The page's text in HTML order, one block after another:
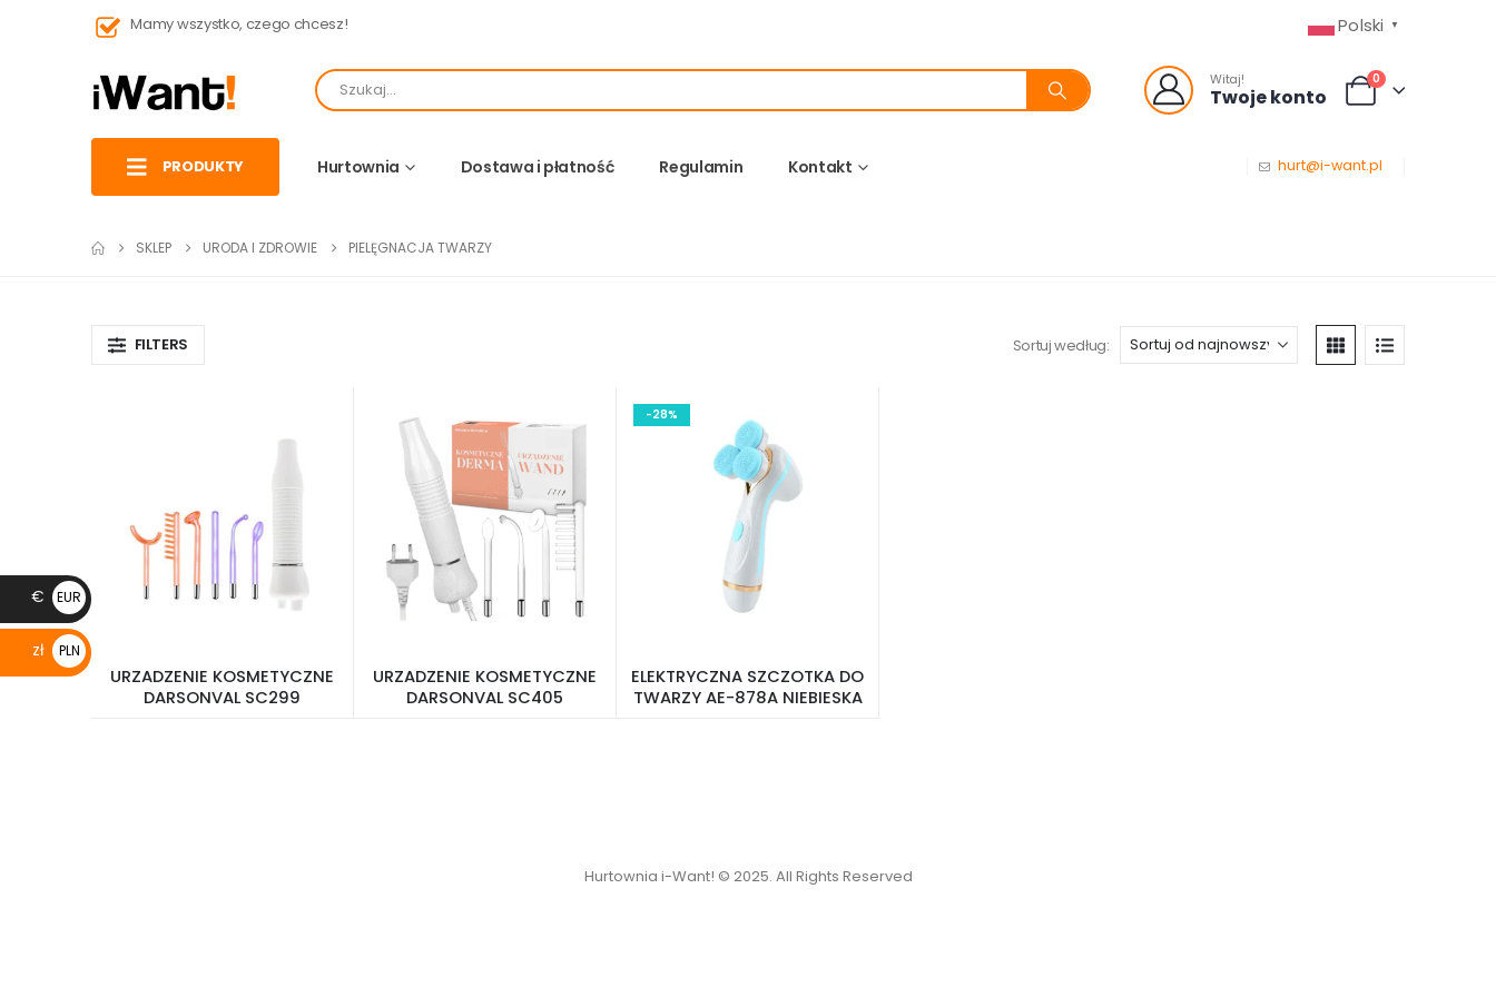
Mamy wszystko, czego chcesz! Polski ▼
Witaj!
Twoje konto
0
PRODUKTY Hurtownia Dostawa i płatność Regulamin Kontakt hurt@i-want.pl
SKLEP URODA I ZDROWIE PIELĘGNACJA TWARZY
FILTERS Sortuj według:
URZADZENIE KOSMETYCZNE
DARSONVAL SC299
URZADZENIE KOSMETYCZNE
DARSONVAL SC405
-28%
ELEKTRYCZNA SZCZOTKA DO
TWARZY AE-878A NIEBIESKA
Hurtownia i-Want! © 2025. All Rights Reserved
€
EUR
€
zł
PLN
zł